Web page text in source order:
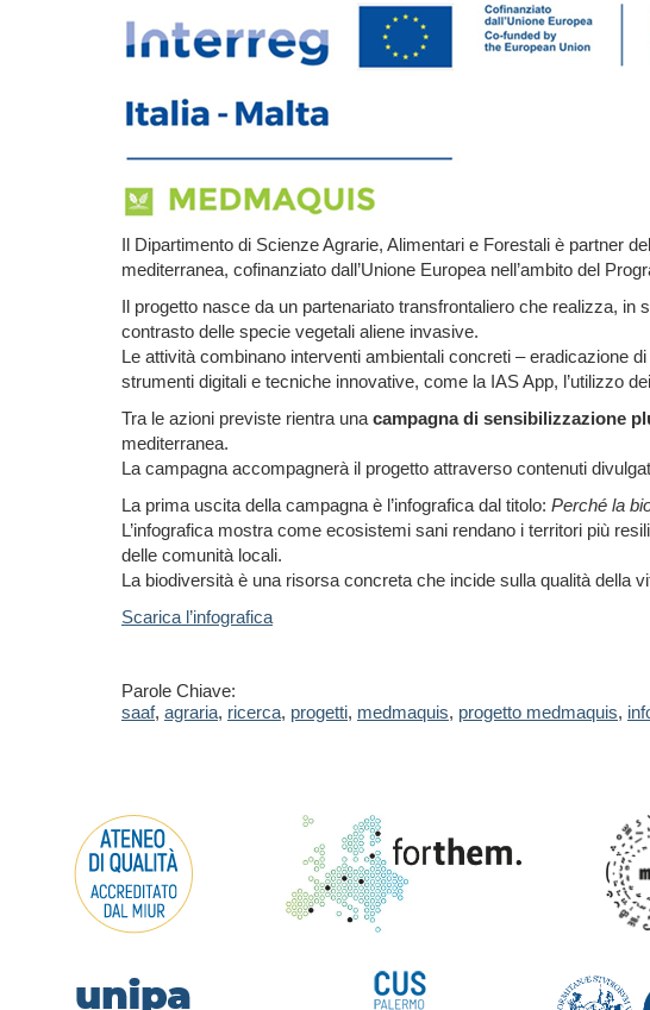
Il Dipartimento di Scienze Agrarie, Alimentari e Forestali è partner
mediterranea, cofinanziato dall’Unione Europea nell’ambito del
Il progetto nasce da un partenariato transfrontaliero che realizza,
contrasto delle specie vegetali aliene invasive.
Le attività combinano interventi ambientali concreti – eradicazione
strumenti digitali e tecniche innovative, come la IAS App, l’utilizzo
Tra le azioni previste rientra una campagna di sensibilizzazione
mediterranea.
La campagna accompagnerà il progetto attraverso contenuti
La prima uscita della campagna è l’infografica dal titolo: Perché la
L’infografica mostra come ecosistemi sani rendano i territori più
delle comunità locali.
La biodiversità è una risorsa concreta che incide sulla qualità della
Scarica l’infografica
Parole Chiave:
saaf, agraria, ricerca, progetti, medmaquis, progetto medmaquis,